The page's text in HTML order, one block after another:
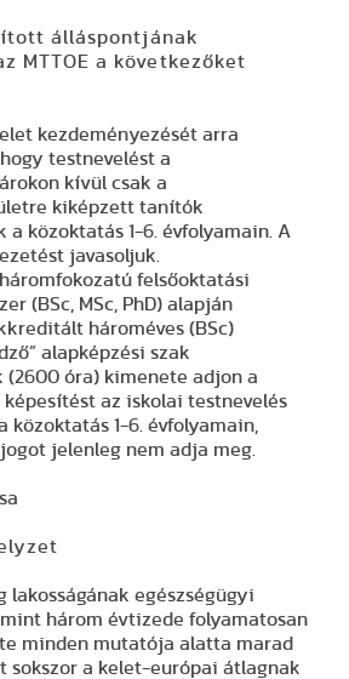
álláspontjának
MTTOE a következőket
kezdeményezését arra
testnevelést a
kívül csak a
kiképzett tanítók
a közoktatás 1-6. évfolyamain. A
javasoljuk.
felsőoktatási
(BSc, MSc, PhD) alapján
hároméves (BSc)
alapképzési szak
(2600 óra) kimenete adjon a
az iskolai testnevelés
közoktatás 1-6. évfolyamain,
jelenleg nem adja meg.
lakosságának egészségügyi
három évtizede folyamatosan
minden mutatója alatta marad
sokszor a kelet-európai átlagnak